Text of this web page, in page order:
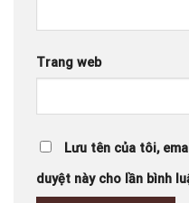
Trang web
Lưu tên của tôi,
duyệt này cho lần bình